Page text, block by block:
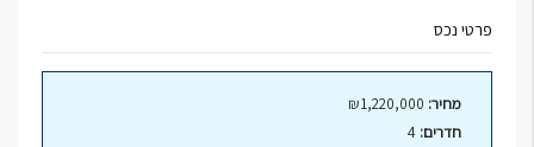
פרטי נכס
מחיר:
חדרים: